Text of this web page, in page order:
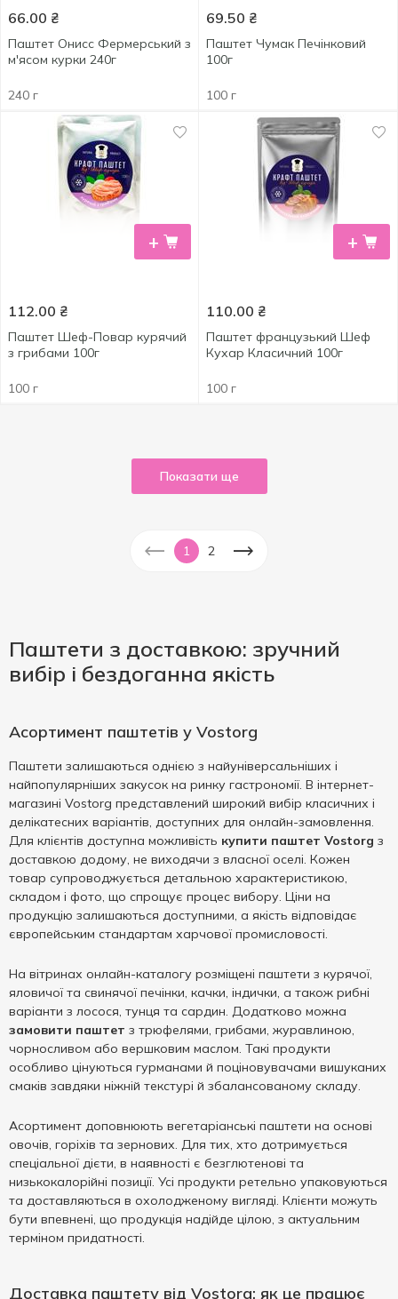
66.00 ₴
Паштет Онисс Фермерський з
м'ясом курки 240г
240 г
69.50 ₴
Паштет Чумак Печінковий
100г
100 г
+
112.00 ₴
Паштет Шеф-Повар курячий
з грибами 100г
100 г
+
110.00 ₴
Паштет французький Шеф
Кухар Класичний 100г
100 г
Показати ще
1 2
Паштети з доставкою: зручний
вибір і бездоганна якість
Асортимент паштетів у Vostorg
Паштети залишаються однією з найуніверсальніших і
найпопулярніших закусок на ринку гастрономії. В інтернет-
магазині Vostorg представлений широкий вибір класичних і
делікатесних варіантів, доступних для онлайн-замовлення.
Для клієнтів доступна можливість купити паштет Vostorg з
доставкою додому, не виходячи з власної оселі. Кожен
товар супроводжується детальною характеристикою,
складом і фото, що спрощує процес вибору. Ціни на
продукцію залишаються доступними, а якість відповідає
європейським стандартам харчової промисловості.
На вітринах онлайн-каталогу розміщені паштети з курячої,
яловичої та свинячої печінки, качки, індички, а також рибні
варіанти з лосося, тунця та сардин. Додатково можна
замовити паштет з трюфелями, грибами, журавлиною,
чорносливом або вершковим маслом. Такі продукти
особливо цінуються гурманами й поціновувачами вишуканих
смаків завдяки ніжній текстурі й збалансованому складу.
Асортимент доповнюють вегетаріанські паштети на основі
овочів, горіхів та зернових. Для тих, хто дотримується
спеціальної дієти, в наявності є безглютенові та
низькокалорійні позиції. Усі продукти ретельно упаковуються
та доставляються в охолодженому вигляді. Клієнти можуть
бути впевнені, що продукція надійде цілою, з актуальним
терміном придатності.
Доставка паштету від Vostorg: як це працює